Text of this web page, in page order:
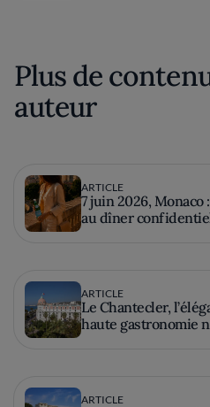
Plus de
auteur
ARTICLE
7 juin 2026,
au dîner
ARTICLE
Le Chantecler,
haute gastronomie
ARTICLE